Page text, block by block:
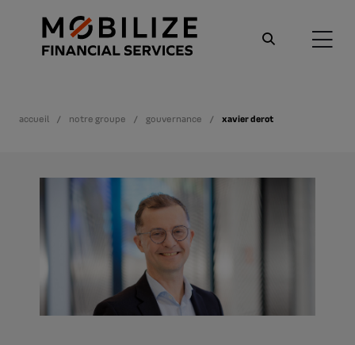
accueil notre groupe gouvernance xavier derot